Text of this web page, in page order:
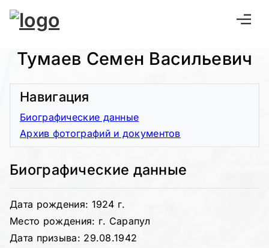
Тумаев Семен Васильевич
Биографические данные
Дата рождения: 1924 г.
Место рождения: г. Сарапул
Дата призыва: 29.08.1942
Навигация
Биографические данные
Архив фотографий и документов